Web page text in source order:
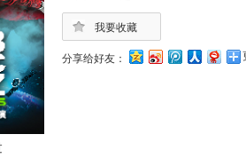
我要收藏
分享给好友：